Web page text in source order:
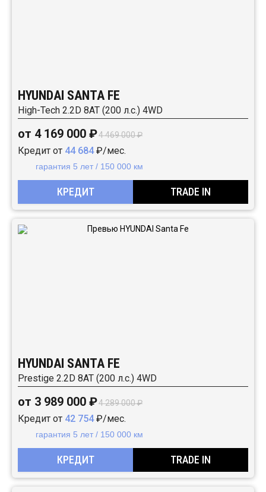
HYUNDAI SANTA FE
High-Tech 2.2D 8АТ (200 л.с.) 4WD
от 4 169 000 ₽4 469 000 ₽
Кредит от 44 684₽/мес.
гарантия 5 лет / 150 000 км
КРЕДИТ TRADE IN
HYUNDAI SANTA FE
Prestige 2.2D 8АТ (200 л.с.) 4WD
от 3 989 000 ₽4 289 000 ₽
Кредит от 42 754₽/мес.
гарантия 5 лет / 150 000 км
КРЕДИТ TRADE IN